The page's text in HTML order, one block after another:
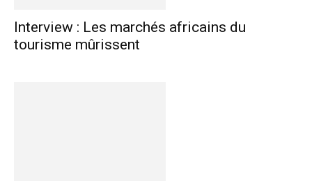
Interview : Les marchés africains du
tourisme mûrissent